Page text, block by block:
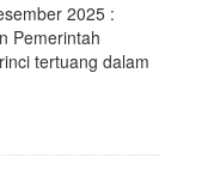
2025 :
Pemerintah
tertuang dalam